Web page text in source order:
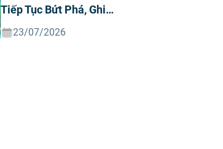
Tiếp Tục Bứt Phá, Ghi
Nhận Doanh Thu Và
23/07/2026